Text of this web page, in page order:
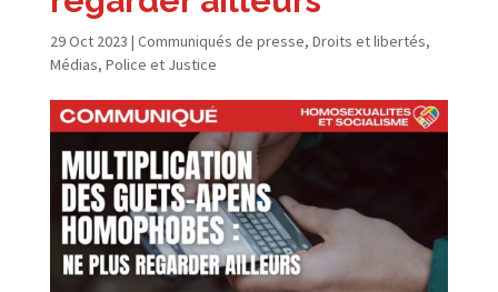
29 Oct 2023 | Communiqués de presse, Droits et libertés,
Médias, Police et Justice